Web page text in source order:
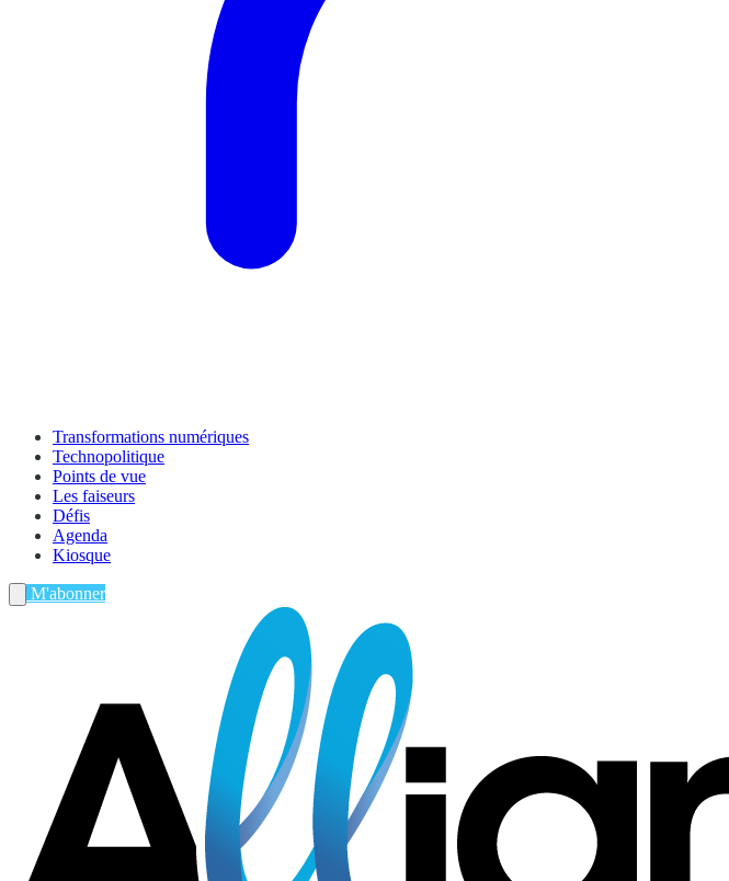
Transformations numériques
Technopolitique
Points de vue
Les faiseurs
Défis
Agenda
Kiosque
M'abonner